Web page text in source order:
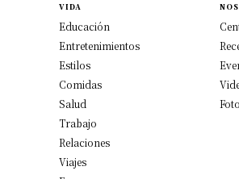
VIDA
Educación
Entretenimientos
Estilos
Comidas
Salud
Trabajo
Relaciones
Viajes